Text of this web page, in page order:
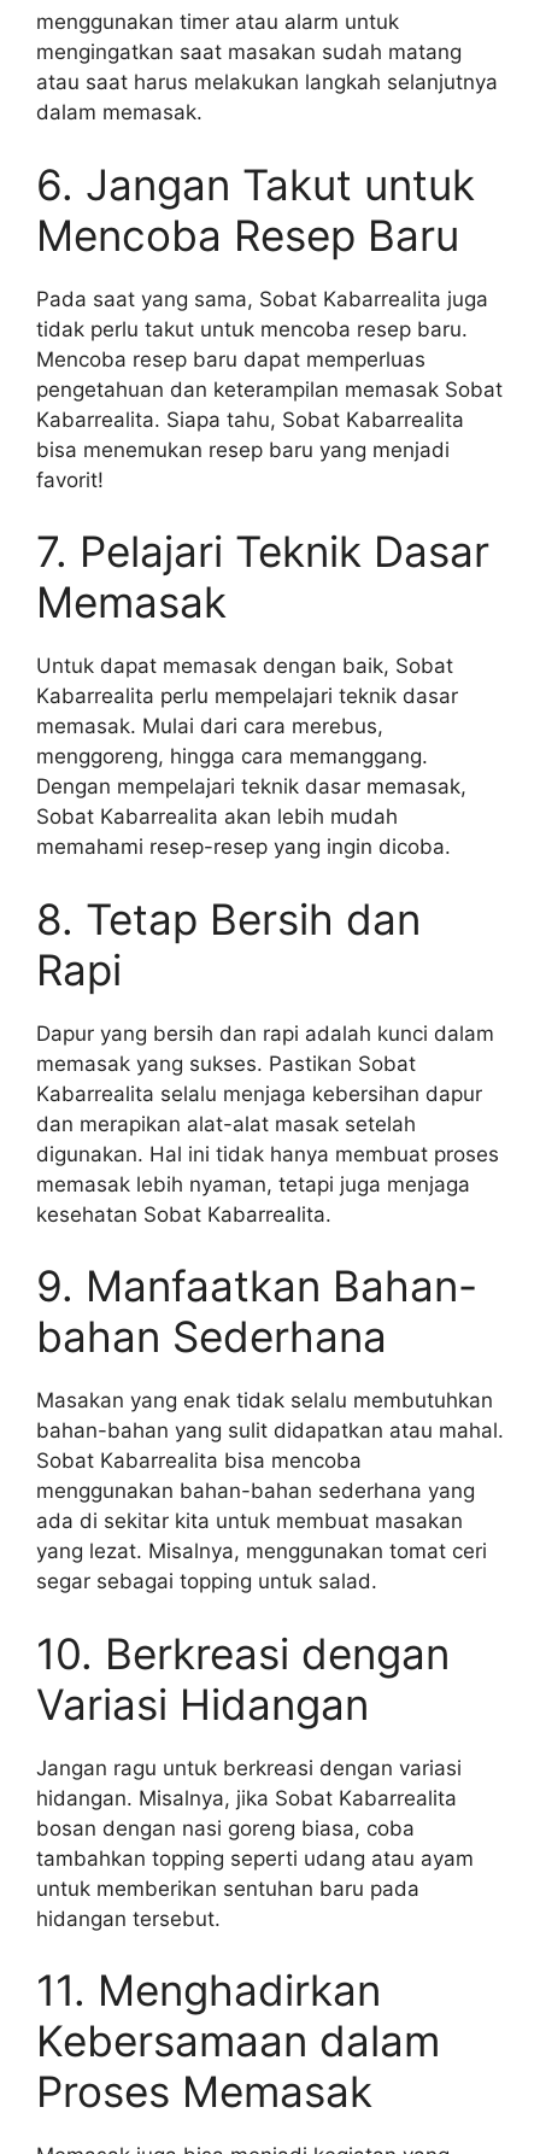
menggunakan timer atau alarm untuk
mengingatkan saat masakan sudah matang
atau saat harus melakukan langkah selanjutnya
dalam memasak.
6. Jangan Takut untuk
Mencoba Resep Baru
Pada saat yang sama, Sobat Kabarrealita juga
tidak perlu takut untuk mencoba resep baru.
Mencoba resep baru dapat memperluas
pengetahuan dan keterampilan memasak Sobat
Kabarrealita. Siapa tahu, Sobat Kabarrealita
bisa menemukan resep baru yang menjadi
favorit!
7. Pelajari Teknik Dasar
Memasak
Untuk dapat memasak dengan baik, Sobat
Kabarrealita perlu mempelajari teknik dasar
memasak. Mulai dari cara merebus,
menggoreng, hingga cara memanggang.
Dengan mempelajari teknik dasar memasak,
Sobat Kabarrealita akan lebih mudah
memahami resep-resep yang ingin dicoba.
8. Tetap Bersih dan
Rapi
Dapur yang bersih dan rapi adalah kunci dalam
memasak yang sukses. Pastikan Sobat
Kabarrealita selalu menjaga kebersihan dapur
dan merapikan alat-alat masak setelah
digunakan. Hal ini tidak hanya membuat proses
memasak lebih nyaman, tetapi juga menjaga
kesehatan Sobat Kabarrealita.
9. Manfaatkan Bahan-
bahan Sederhana
Masakan yang enak tidak selalu membutuhkan
bahan-bahan yang sulit didapatkan atau mahal.
Sobat Kabarrealita bisa mencoba
menggunakan bahan-bahan sederhana yang
ada di sekitar kita untuk membuat masakan
yang lezat. Misalnya, menggunakan tomat ceri
segar sebagai topping untuk salad.
10. Berkreasi dengan
Variasi Hidangan
Jangan ragu untuk berkreasi dengan variasi
hidangan. Misalnya, jika Sobat Kabarrealita
bosan dengan nasi goreng biasa, coba
tambahkan topping seperti udang atau ayam
untuk memberikan sentuhan baru pada
hidangan tersebut.
11. Menghadirkan
Kebersamaan dalam
Proses Memasak